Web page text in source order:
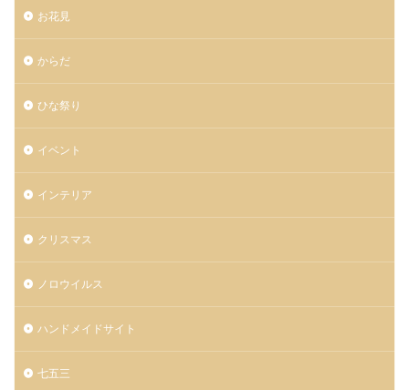
お花見
からだ
ひな祭り
イベント
インテリア
クリスマス
ノロウイルス
ハンドメイドサイト
七五三